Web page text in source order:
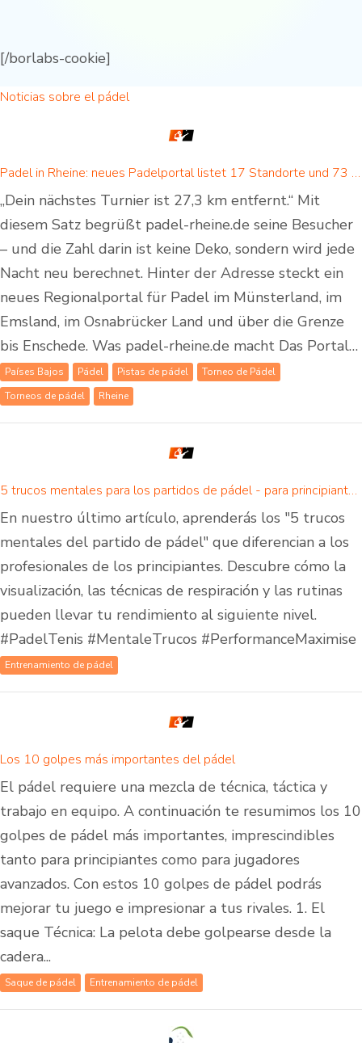
[/borlabs-cookie]
Noticias sobre el pádel
Padel in Rheine: neues Padelportal listet 17 Standorte und 73 Padel-Courts in Rheine und Umgebung
„Dein nächstes Turnier ist 27,3 km entfernt.“ Mit
diesem Satz begrüßt padel-rheine.de seine Besucher
– und die Zahl darin ist keine Deko, sondern wird jede
Nacht neu berechnet. Hinter der Adresse steckt ein
neues Regionalportal für Padel im Münsterland, im
Emsland, im Osnabrücker Land und über die Grenze
bis Enschede. Was padel-rheine.de macht Das Portal…
Países Bajos Pádel Pistas de pádel
Torneo de Pádel
Torneos de pádel
Rheine
5 trucos mentales para los partidos de pádel - para principiantes y avanzados
En nuestro último artículo, aprenderás los "5 trucos
mentales del partido de pádel" que diferencian a los
profesionales de los principiantes. Descubre cómo la
visualización, las técnicas de respiración y las rutinas
pueden llevar tu rendimiento al siguiente nivel.
#PadelTenis #MentaleTrucos #PerformanceMaximise
Entrenamiento de pádel
Los 10 golpes más importantes del pádel
El pádel requiere una mezcla de técnica, táctica y
trabajo en equipo. A continuación te resumimos los 10
golpes de pádel más importantes, imprescindibles
tanto para principiantes como para jugadores
avanzados. Con estos 10 golpes de pádel podrás
mejorar tu juego e impresionar a tus rivales. 1. El
saque Técnica: La pelota debe golpearse desde la
cadera...
Saque de pádel Entrenamiento de pádel